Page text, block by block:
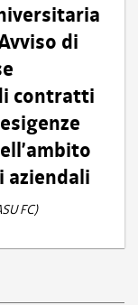
di
contratti
aziendali
FC)